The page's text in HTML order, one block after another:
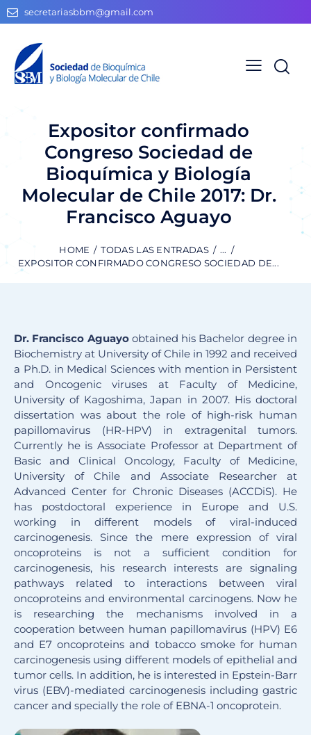
secretariasbbm@gmail.com
Expositor confirmado
Congreso Sociedad de
Bioquímica y Biología
Molecular de Chile 2017: Dr.
Francisco Aguayo
HOME TODAS LAS ENTRADAS
...
EXPOSITOR CONFIRMADO CONGRESO SOCIEDAD DE...
Dr. Francisco Aguayoobtained his Bachelor degree in
Biochemistry at University of Chile in 1992 and received
a Ph.D. in Medical Sciences with mention in Persistent
and Oncogenic viruses at Faculty of Medicine,
University of Kagoshima, Japan in 2007. His doctoral
dissertation was about the role of high-risk human
papillomavirus (HR-HPV) in extragenital tumors.
Currently he is Associate Professor at Department of
Basic and Clinical Oncology, Faculty of Medicine,
University of Chile and Associate Researcher at
Advanced Center for Chronic Diseases (ACCDiS). He
has postdoctoral experience in Europe and U.S.
working in different models of viral-induced
carcinogenesis. Since the mere expression of viral
oncoproteins is not a sufficient condition for
carcinogenesis, his research interests are signaling
pathways related to interactions between viral
oncoproteins and environmental carcinogens. Now he
is researching the mechanisms involved in a
cooperation between human papillomavirus (HPV) E6
and E7 oncoproteins and tobacco smoke for human
carcinogenesis using different models of epithelial and
tumor cells. In addition, he is interested in Epstein-Barr
virus (EBV)-mediated carcinogenesis including gastric
cancer and specially the role of EBNA-1 oncoprotein.